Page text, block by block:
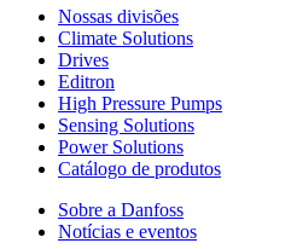
Nossas divisões
Climate Solutions
Drives
Editron
High Pressure Pumps
Sensing Solutions
Power Solutions
Catálogo de produtos
Sobre a Danfoss
Notícias e eventos